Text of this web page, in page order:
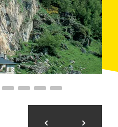
spécifique éliminant
à l'orographie a été mis
des passerelles en bois
en fauteuil roulant.
voyants ont également